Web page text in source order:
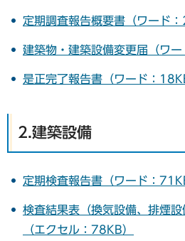
定期調査報告概要書（ワード：
建築物・建築設備変更届（ワー
是正完了報告書（ワード：
2.建築設備
定期検査報告書（ワード：
検査結果表（換気設備、排煙設
（エクセル：78KB）